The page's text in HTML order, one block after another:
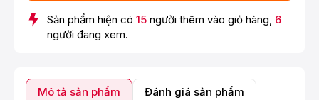
Sản phẩm hiện có 15 người thêm vào giỏ hàng, 6
người đang xem.
Mô tả sản phẩm Đánh giá sản phẩm